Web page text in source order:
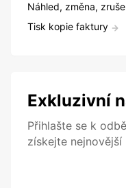
Náhled, změna,
Tisk kopie faktury
Exkluzivní
Přihlašte se k
získejte nejnovější